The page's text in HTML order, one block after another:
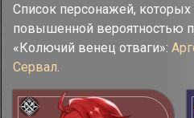
Список персонажей,
повышенной вероятностью
«Колючий венец отваги»:
Сервал.